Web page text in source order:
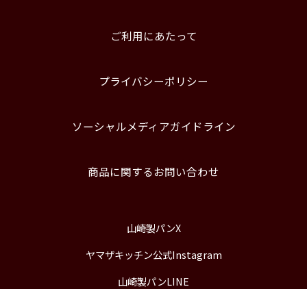
ご利用にあたって
プライバシーポリシー
ソーシャルメディアガイドライン
商品に関するお問い合わせ
山崎製パンX
ヤマザキッチン公式Instagram
山崎製パンLINE